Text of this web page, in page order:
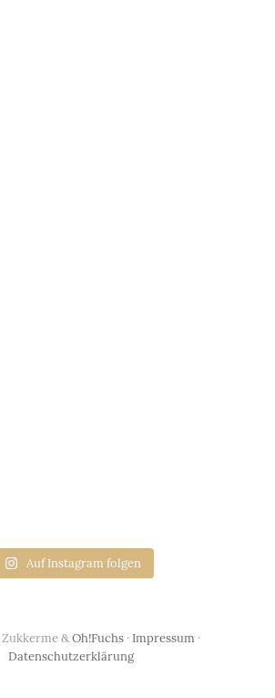
Auf Instagram folgen
&Oh!Fuchs· Impressum ·
Datenschutzerklärung